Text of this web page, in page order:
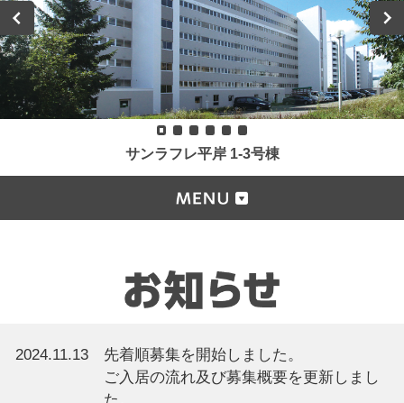
サンラフレ平岸 1-3号棟
2024.11.13
先着順募集を開始しました。
ご入居の流れ及び募集概要を更新しまし